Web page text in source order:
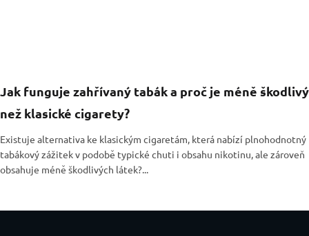
Jak funguje zahřívaný tabák a proč je méně škodlivý
než klasické cigarety?
Existuje alternativa ke klasickým cigaretám, která nabízí plnohodnotný
tabákový zážitek v podobě typické chuti i obsahu nikotinu, ale zároveň
obsahuje méně škodlivých látek?...